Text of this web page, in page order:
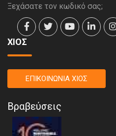
Ξεχάσατε τον κωδικό σας;
ΧΙΟΣ
ΕΠΙΚΟΙΝΩΝΙΑ ΧΙΟΣ
Βραβεύσεις